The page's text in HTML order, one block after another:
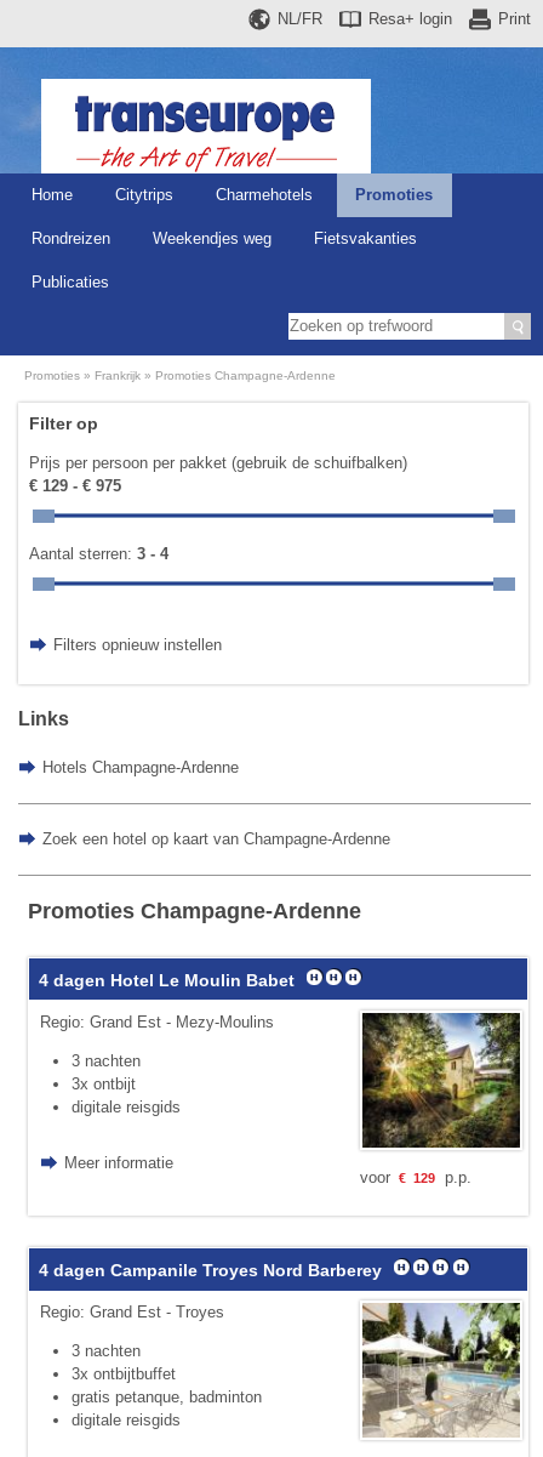
Print
Resa+ login
NL/FR
Home Citytrips Charmehotels Promoties
Rondreizen Weekendjes weg Fietsvakanties
Publicaties
Promoties Frankrijk Promoties Champagne-Ardenne
Filter op
Prijs per persoon per pakket (gebruik de schuifbalken)
€ 129 - € 975
Aantal sterren:3 - 4
Filters opnieuw instellen
Links
Hotels Champagne-Ardenne
Zoek een hotel op kaart van Champagne-Ardenne
Promoties Champagne-Ardenne
4 dagen Hotel Le Moulin Babet
Regio: Grand Est - Mezy-Moulins
3 nachten
3x ontbijt
digitale reisgids
Meer informatie
voor € 129p.p.
4 dagen Campanile Troyes Nord Barberey
Regio: Grand Est - Troyes
3 nachten
3x ontbijtbuffet
gratis petanque, badminton
digitale reisgids